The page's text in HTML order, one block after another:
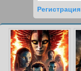
Регистрация